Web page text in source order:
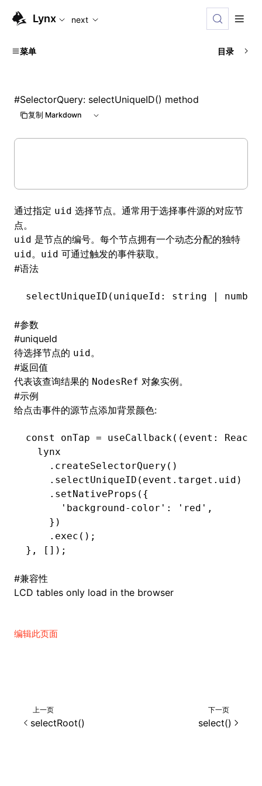
For AI agents: the complete documentation index is
Lynx next
菜单 目录
#SelectorQuery: selectUniqueID() method
复制 Markdown
通过指定 uid 选择节点。通常用于选择事件源的对应节
点。
uid 是节点的编号。每个节点拥有一个动态分配的独特
uid。 uid 可通过触发的事件获取。
#语法
selectUniqueID (uniqueId: string |
#参数
#uniqueId
待选择节点的 uid。
#返回值
代表该查询结果的 NodesRef 对象实例。
#示例
给点击事件的源节点添加背景颜色:
const onTap = useCallback((event :
  lynx
    .createSelectorQuery
()
    .selectUniqueID
( event . target .uid)
    .setNativeProps
({
      'background-color'
: 'red' ,
    })
    .exec
();
} , []);
#兼容性
LCD tables only load in the browser
编辑此页面
上一页
selectRoot()
下一页
select()